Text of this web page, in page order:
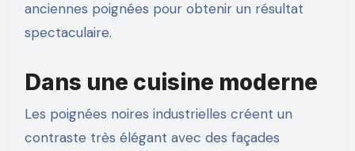
anciennes poignées pour obtenir un résultat
spectaculaire.
Dans une cuisine moderne
Les poignées noires industrielles créent un
contraste très élégant avec des façades